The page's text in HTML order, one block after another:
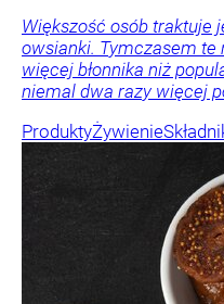
Większość osób traktuje
owsianki. Tymczasem te
więcej błonnika niż
niemal dwa razy więcej
ProduktyŻywienie